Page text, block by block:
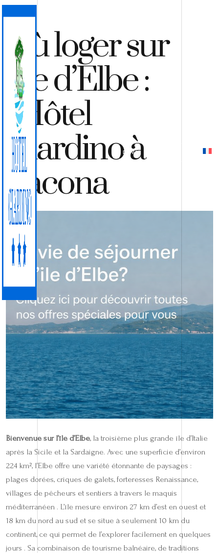
DEVIS
Où loger sur
l’île d’Elbe :
l’Hôtel
Giardino à
Lacona
Bienvenue sur l’île d’Elbe, la troisième plus grande île d’Italie
après la Sicile et la Sardaigne. Avec une superficie d’environ
224 km², l’Elbe offre une variété étonnante de paysages :
plages dorées, criques de galets, forteresses Renaissance,
villages de pêcheurs et sentiers à travers le maquis
méditerranéen . L’île mesure environ 27 km d’est en ouest et
18 km du nord au sud et se situe à seulement 10 km du
continent, ce qui permet de l’explorer facilement en quelques
jours . Sa combinaison de tourisme balnéaire, de traditions